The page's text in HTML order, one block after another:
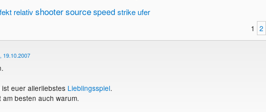
relativshootersourcespeed strike ufer
1 2
19.10.2007
ist euer allerliebstes Lieblingsspiel.
am besten auch warum.